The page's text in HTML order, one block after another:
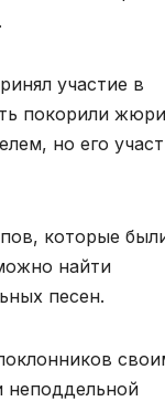
участие в
покорили
но его
которые
найти
песен.
неподдельной